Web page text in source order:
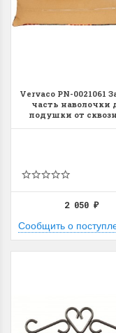
Vervaco PN-0021061
часть наволочки
подушки от
2 050 ₽
Сообщить о